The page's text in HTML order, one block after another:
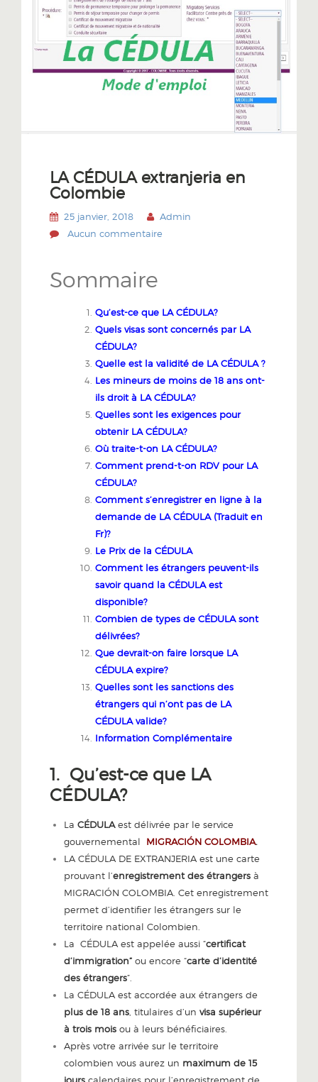
LA CÉDULA extranjeria en
Colombie
25 janvier, 2018
Admin
Aucun commentaire
Sommaire
Qu’est-ce que LA CÉDULA?
Quels visas sont concernés par LA
CÉDULA?
Quelle est la validité de LA CÉDULA ?
Les mineurs de moins de 18 ans ont-
ils droit à LA CÉDULA?
Quelles sont les exigences pour
obtenir LA CÉDULA?
Où traite-t-on LA CÉDULA?
Comment prend-t-on RDV pour LA
CÉDULA?
Comment s’enregistrer en ligne à la
demande de LA CÉDULA (Traduit en
Fr)?
Le Prix de la CÉDULA
Comment les étrangers peuvent-ils
savoir quand la CÉDULA est
disponible?
Combien de types de CÉDULA sont
délivrées?
Que devrait-on faire lorsque LA
CÉDULA expire?
Quelles sont les sanctions des
étrangers qui n’ont pas de LA
CÉDULA valide?
Information Complémentaire
1. Qu’est-ce que LA
CÉDULA?
La CÉDULAest délivrée par le service
gouvernemental
MIGRACIÓN COLOMBIA.
LA CÉDULA DE EXTRANJERIA est une carte
prouvant l’enregistrement des étrangers à
MIGRACIÓN COLOMBIA. Cet enregistrement
permet d’identifier les étrangers sur le
territoire national Colombien.
La CÉDULA est appelée aussi “certificat
d’immigration” ou encore “carte d’identité
des étrangers”.
La CÉDULA est accordée aux étrangers de
plus de 18 ans, titulaires d’un visa supérieur
à trois mois ou à leurs bénéficiaires.
Après votre arrivée sur le territoire
colombien vous aurez un maximum de 15